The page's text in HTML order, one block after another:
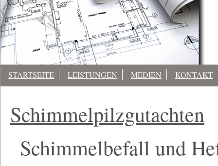
STARTSEITE LEISTUNGEN MEDIEN KONTAKT
Schimmelpilzgutachten
Schimmelbefall und